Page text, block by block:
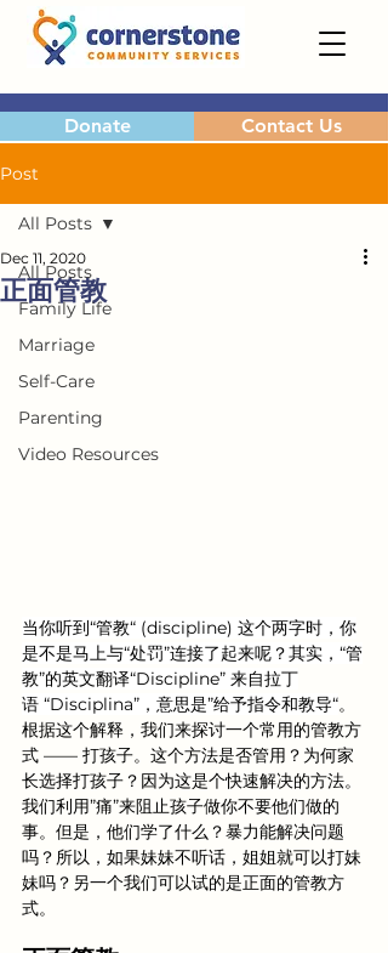
Donate Contact Us
Post
All Posts
Family Life
Marriage
Self-Care
Parenting
Video Resources
All Posts
正面管教
Dec 11, 2020
当你听到“管教“ (discipline) 这个两字时，你
是不是马上与“处罚”连接了起来呢？其实，“管
教”的英文翻译“Discipline” 来自拉丁
语 “Disciplina”，意思是”给予指令和教导“。
根据这个解释，我们来探讨一个常用的管教方
式 —— 打孩子。这个方法是否管用？为何家
长选择打孩子？因为这是个快速解决的方法。
我们利用”痛”来阻止孩子做你不要他们做的
事。但是，他们学了什么？暴力能解决问题
吗？所以，如果妹妹不听话，姐姐就可以打妹
妹吗？另一个我们可以试的是正面的管教方
式。